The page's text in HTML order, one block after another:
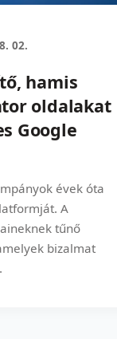
02.
hamis
oldalakat
Google
évek óta
A
tűnő
bizalmat